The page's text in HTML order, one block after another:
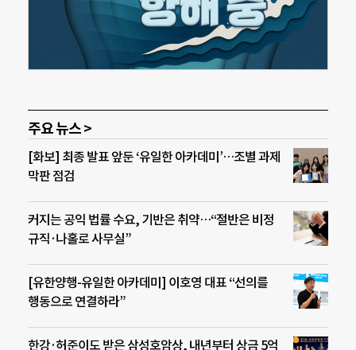
주요 뉴스 >
[화보] 최종 발표 앞둔 ‘유일한 아카데미’…조별 과제
막판 점검
커지는 공익 법률 수요, 기반은 취약…“절반은 비정
규직·나홀로 사무실”
[유한양행-유일한 아카데미] 이호영 대표 “선의를
행동으로 연결하라”
한강·허준이도 받은 삼성호암상, 내년부터 상금 5억